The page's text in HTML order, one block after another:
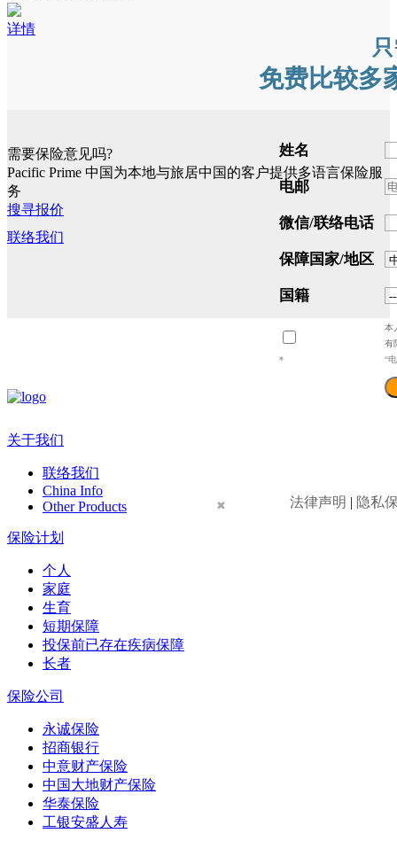
详情
需要保险意见吗?
Pacific Prime 中国为本地与旅居中国的客户提供多语言保险服
务
搜寻报价
联络我们
关于我们
联络我们
China Info
Other Products
保险计划
个人
家庭
生育
短期保障
投保前已存在疾病保障
长者
保险公司
永诚保险
招商银行
中意财产保险
中国大地财产保险
华泰保险
工银安盛人寿
免费比较多
姓名
电邮
微信/联络电话
保障国家/地区
国籍
本
有
*
“
法律声明 | 隐私
✖